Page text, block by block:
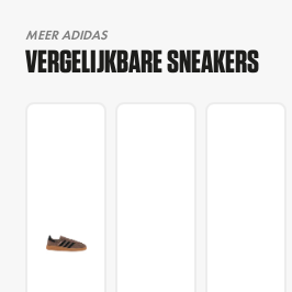
MEER ADIDAS
VERGELIJKBARE SNEAKERS